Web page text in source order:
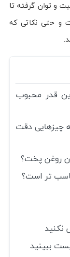
و توان گرفته تا
و حتی نکاتی که
قدر محبوب
چیزهایی دقت
روغن پخت؟
تر است؟
نکنید
ببینید